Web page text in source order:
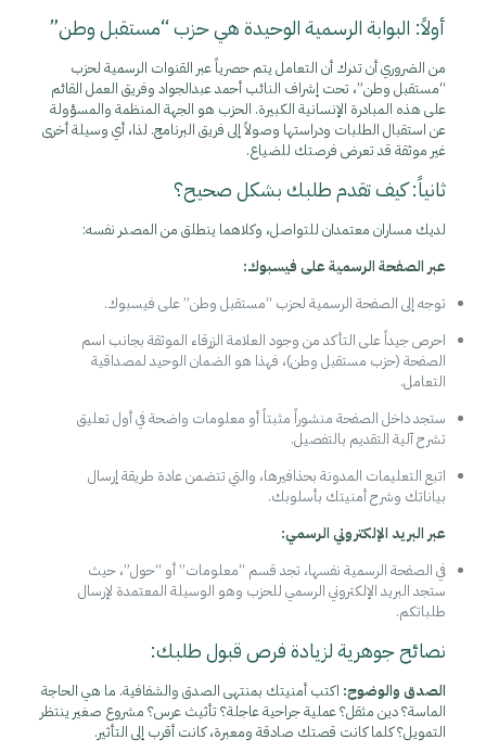
أولاً: البوابة الرسمية الوحيدة هي حزب “مستقبل وطن”
من الضروري أن تدرك أن التعامل يتم حصرياً عبر القنوات الرسمية لحزب
“مستقبل وطن”، تحت إشراف النائب أحمد عبدالجواد وفريق العمل القائم
على هذه المبادرة الإنسانية الكبيرة. الحزب هو الجهة المنظمة والمسؤولة
عن استقبال الطلبات ودراستها وصولاً إلى فريق البرنامج. لذا، أي وسيلة أخرى
غير موثقة قد تعرض فرصتك للضياع.
ثانياً: كيف تقدم طلبك بشكل صحيح؟
لديك مساران معتمدان للتواصل، وكلاهما ينطلق من المصدر نفسه:
عبر الصفحة الرسمية على فيسبوك:
توجه إلى الصفحة الرسمية لحزب “مستقبل وطن” على فيسبوك.
احرص جيداً على التأكد من وجود العلامة الزرقاء الموثقة بجانب اسم
الصفحة (حزب مستقبل وطن)، فهذا هو الضمان الوحيد لمصداقية
التعامل.
ستجد داخل الصفحة منشوراً مثبتاً أو معلومات واضحة في أول تعليق
تشرح آلية التقديم بالتفصيل.
اتبع التعليمات المدونة بحذافيرها، والتي تتضمن عادة طريقة إرسال
بياناتك وشرح أمنيتك بأسلوبك.
عبر البريد الإلكتروني الرسمي:
في الصفحة الرسمية نفسها، تجد قسم “معلومات” أو “حول”، حيث
ستجد البريد الإلكتروني الرسمي للحزب وهو الوسيلة المعتمدة لإرسال
طلباتكم.
نصائح جوهرية لزيادة فرص قبول طلبك:
الصدق والوضوح: اكتب أمنيتك بمنتهى الصدق والشفافية. ما هي الحاجة
الماسة؟ دين مثقل؟ عملية جراحية عاجلة؟ تأثيث عرس؟ مشروع صغير ينتظر
التمويل؟ كلما كانت قصتك صادقة ومعبرة، كانت أقرب إلى التأثير.